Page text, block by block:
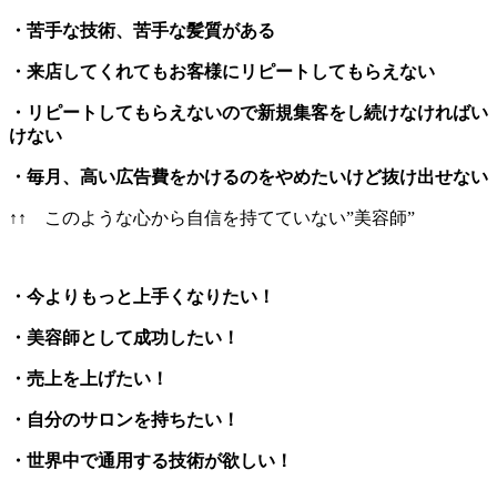
・苦手な技術、苦手な髪質がある
・来店してくれてもお客様にリピートしてもらえない
・リピートしてもらえないので新規集客をし続けなければい
けない
・毎月、高い広告費をかけるのをやめたいけど抜け出せない
↑↑ このような心から自信を持てていない”美容師”
・今よりもっと上手くなりたい！
・美容師として成功したい！
・売上を上げたい！
・自分のサロンを持ちたい！
・世界中で通用する技術が欲しい！